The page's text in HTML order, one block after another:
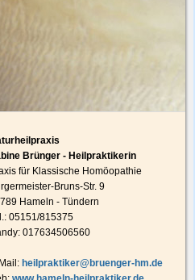
Brünger - Heilpraktikerin
für Klassische Homöopathie
Bruns-Str. 9
Hameln - Tündern
05151/815375
017634506560
heilpraktiker@bruenger-hm.de